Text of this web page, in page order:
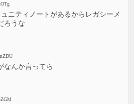
ニティノートがあるからレガシーメ
ろうな
なんか言ってら